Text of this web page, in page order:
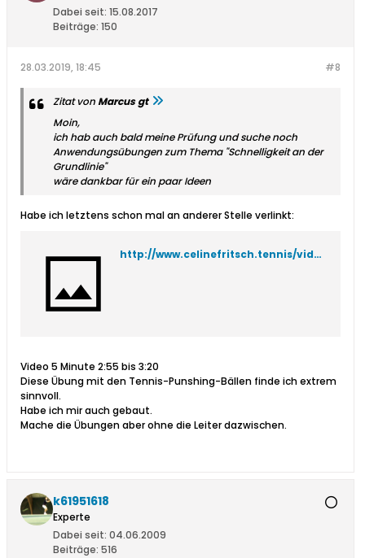
Dabei seit: 15.08.2017
Beiträge: 150
#8
28.03.2019, 18:45
Zitat vonMarcus gt
Moin,
ich hab auch bald meine Prüfung und suche noch
Anwendungsübungen zum Thema "Schnelligkeit an der
Grundlinie"
wäre dankbar für ein paar Ideen
Habe ich letztens schon mal an anderer Stelle verlinkt:
http://www.celinefritsch.tennis/video-training-ziele/
Video 5 Minute 2:55 bis 3:20
Diese Übung mit den Tennis-Punshing-Bällen finde ich extrem
sinnvoll.
Habe ich mir auch gebaut.
Mache die Übungen aber ohne die Leiter dazwischen.
k61951618
Experte
Dabei seit: 04.06.2009
Beiträge: 516